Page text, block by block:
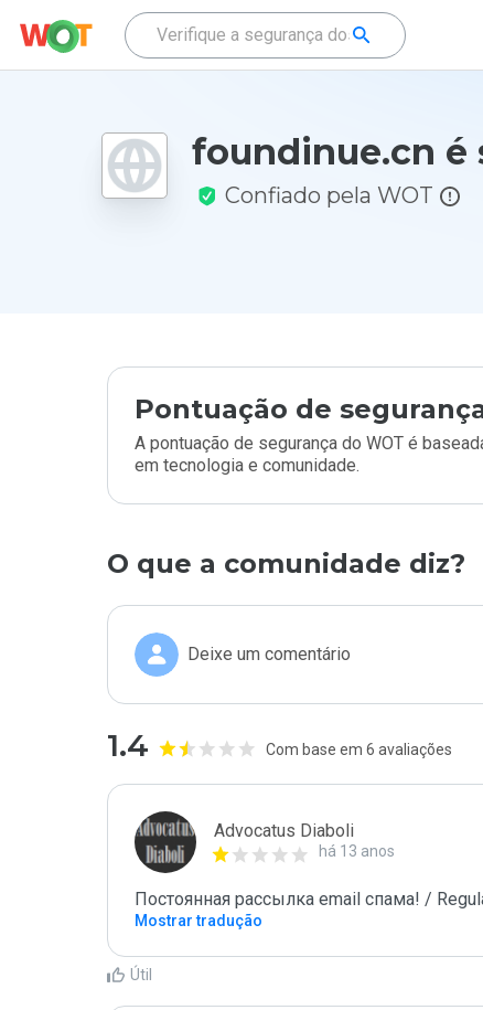
foundinue.cn é
Confiado pela WOT
Pontuação de
A pontuação de segurança do WOT é
em tecnologia e comunidade.
O que a comunidade diz?
Deixe um comentário
1.4 Com base em 6 avaliações
Advocatus Diaboli
há 13 anos
Постоянная рассылка email спама! /
Mostrar tradução
Útil